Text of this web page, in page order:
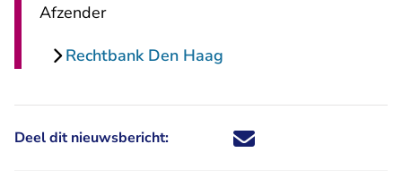
Afzender
Rechtbank Den Haag
Deel dit nieuwsbericht: Deel dit nieuwsbericht via X -
Deel dit nieuwsbericht via
Deel dit nieuwsbericht
Deel dit